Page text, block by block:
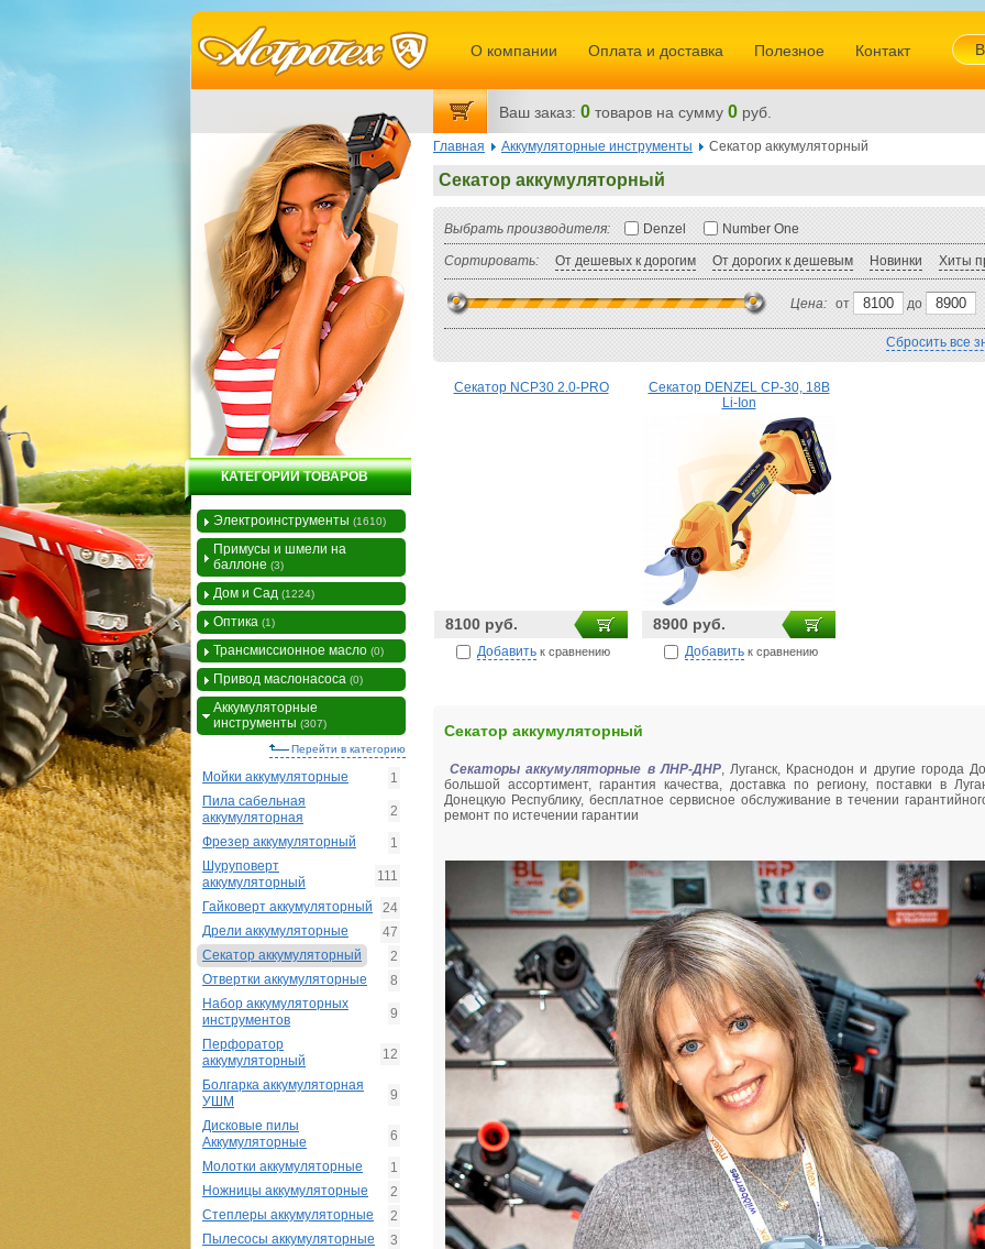
Главная Аккумуляторные инструменты Секатор аккумуляторный
Секатор аккумуляторный
Выбрать производителя: Denzel Number One
Сортировать: От дешевых к дорогим От дорогих к дешевым Новинки Хиты
Цена: от до
Сбросить все
Секатор NCP30 2.0-PRO
8100 руб.
Добавить к сравнению
Секатор DENZEL CP-30, 18В
Li-Ion
8900 руб.
Добавить к сравнению
Секатор аккумуляторный
Секаторы аккумуляторные в ЛНР-ДНР, Луганск, Краснодон и другие города
большой ассортимент, гарантия качества, доставка по региону, поставки в
Донецкую Республику, бесплатное сервисное обслуживание в течении
ремонт по истечении гарантии
КАТЕГОРИИ ТОВАРОВ
Электроинструменты (1610)
Примусы и шмели на
баллоне (3)
Дом и Сад (1224)
Оптика (1)
Трансмиссионное масло (0)
Привод маслонасоса (0)
Аккумуляторные
инструменты (307)
Перейти в категорию
Мойки аккумуляторные
1
Пила сабельная
аккумуляторная
2
Фрезер аккумуляторный
1
Шуруповерт
аккумуляторный
111
Гайковерт аккумуляторный
24
Дрели аккумуляторные
47
Секатор аккумуляторный
2
Отвертки аккумуляторные
8
Набор аккумуляторных
инструментов
9
Перфоратор
аккумуляторный
12
Болгарка аккумуляторная
УШМ
9
Дисковые пилы
Аккумуляторные
6
Молотки аккумуляторные
1
Ножницы аккумуляторные
2
Степлеры аккумуляторные
2
Пылесосы аккумуляторные
3
О компании Оплата и доставка Полезное Контакт
Ваш заказ: 0 товаров на сумму 0 руб.